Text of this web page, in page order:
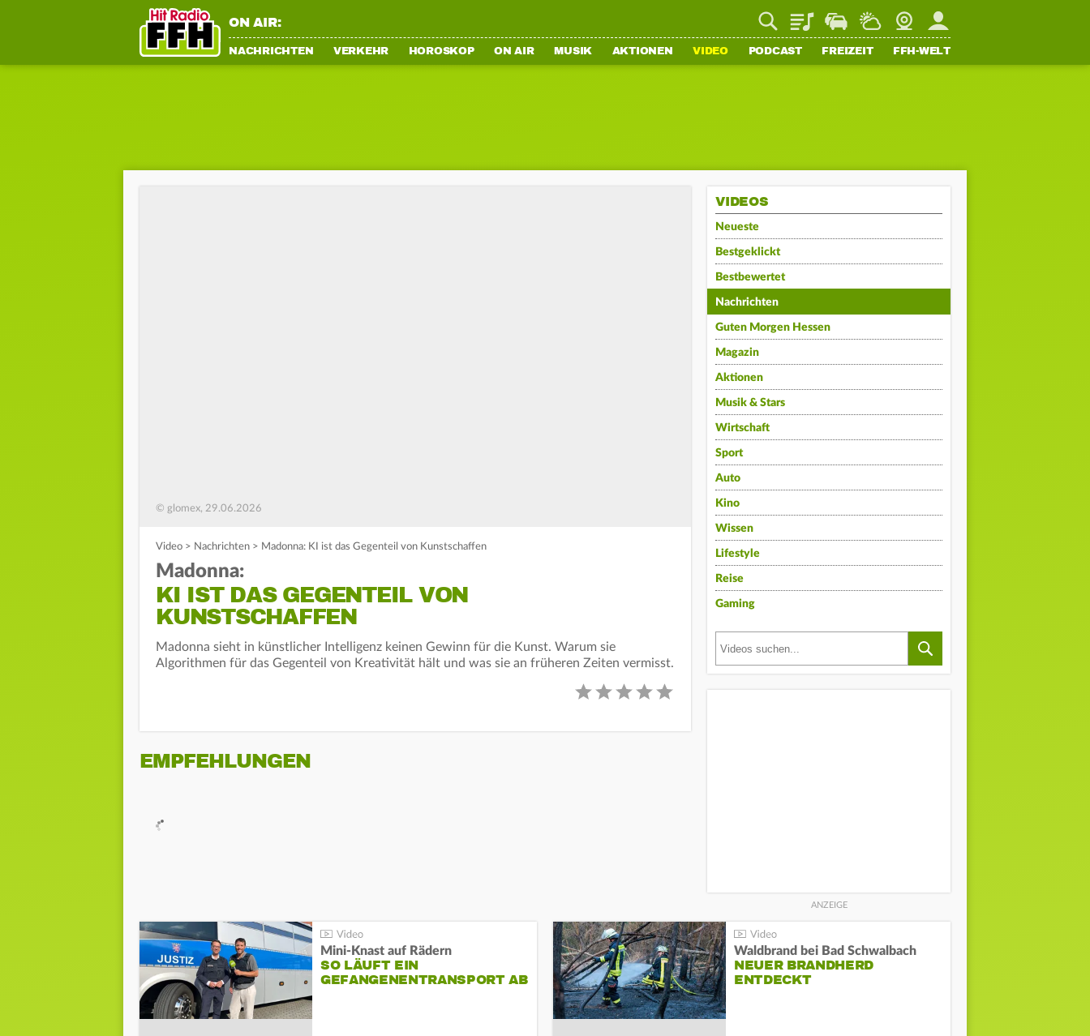
ON AIR: PlaylistStaupilotWetterWebcamMein FFH
NACHRICHTEN VERKEHR HOROSKOP ON AIR MUSIK AKTIONEN VIDEO PODCAST FREIZEIT FFH-WELT
© glomex, 29.06.2026
Video > Nachrichten > Madonna: KI ist das Gegenteil von Kunstschaffen
Madonna:
KI IST DAS GEGENTEIL VON
KUNSTSCHAFFEN
Madonna sieht in künstlicher Intelligenz keinen Gewinn für die Kunst. Warum sie
Algorithmen für das Gegenteil von Kreativität hält und was sie an früheren Zeiten vermisst.
EMPFEHLUNGEN
VIDEOS
Neueste
Bestgeklickt
Bestbewertet
Nachrichten
Guten Morgen Hessen
Magazin
Aktionen
Musik & Stars
Wirtschaft
Sport
Auto
Kino
Wissen
Lifestyle
Reise
Gaming
Mini-Knast auf Rädern
SO LÄUFT EIN
GEFANGENENTRANSPORT AB
Waldbrand bei Bad Schwalbach
NEUER BRANDHERD
ENTDECKT